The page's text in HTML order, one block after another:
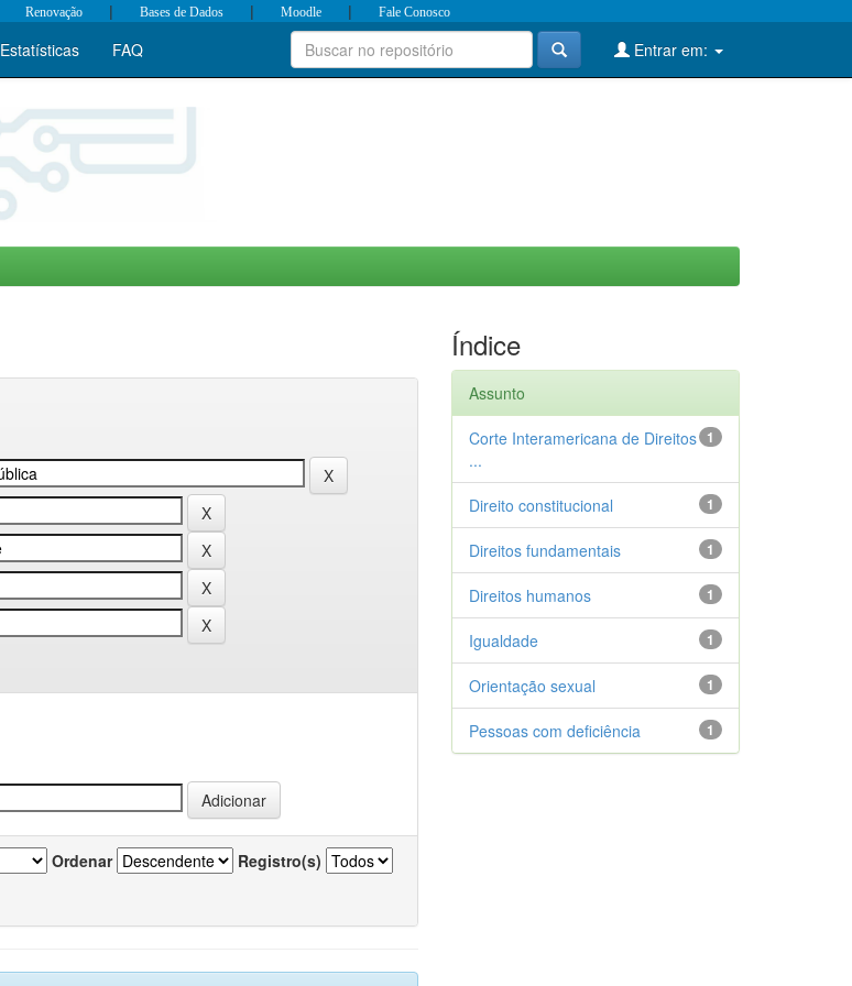
Renovação | Bases de Dados | Moodle | Fale Conosco
Estatísticas FAQ Entrar em:
Ordenar Registro(s)
Índice
Assunto
1
Corte Interamericana de Direitos
...
1
Direito constitucional
1
Direitos fundamentais
1
Direitos humanos
1
Igualdade
1
Orientação sexual
1
Pessoas com deficiência